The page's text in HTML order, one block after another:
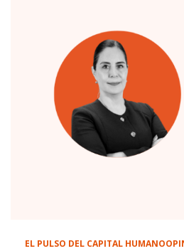
EL PULSO DEL CAPITAL HUMANO